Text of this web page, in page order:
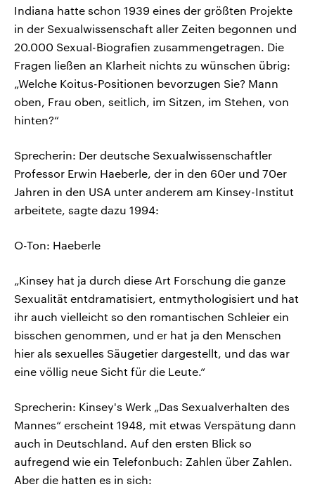
Indiana hatte schon 1939 eines der größten Projekte
in der Sexualwissenschaft aller Zeiten begonnen und
20.000 Sexual-Biografien zusammengetragen. Die
Fragen ließen an Klarheit nichts zu wünschen übrig:
„Welche Koitus-Positionen bevorzugen Sie? Mann
oben, Frau oben, seitlich, im Sitzen, im Stehen, von
hinten?“
Sprecherin: Der deutsche Sexualwissenschaftler
Professor Erwin Haeberle, der in den 60er und 70er
Jahren in den USA unter anderem am Kinsey-Institut
arbeitete, sagte dazu 1994:
O-Ton: Haeberle
„Kinsey hat ja durch diese Art Forschung die ganze
Sexualität entdramatisiert, entmythologisiert und hat
ihr auch vielleicht so den romantischen Schleier ein
bisschen genommen, und er hat ja den Menschen
hier als sexuelles Säugetier dargestellt, und das war
eine völlig neue Sicht für die Leute.“
Sprecherin: Kinsey's Werk „Das Sexualverhalten des
Mannes“ erscheint 1948, mit etwas Verspätung dann
auch in Deutschland. Auf den ersten Blick so
aufregend wie ein Telefonbuch: Zahlen über Zahlen.
Aber die hatten es in sich: